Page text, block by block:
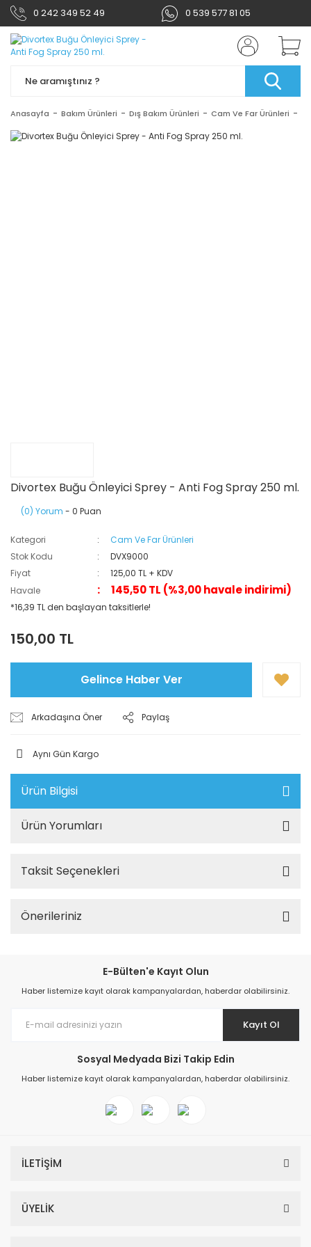
0 242 349 52 49 0 539 577 81 05
Anasayfa Bakım Ürünleri Dış Bakım Ürünleri Cam Ve Far Ürünleri
Divortex Buğu Önleyici Sprey - Anti Fog Spray 250 ml.
(0) Yorum - 0 Puan
Kategori
Cam Ve Far Ürünleri
Stok Kodu
DVX9000
Fiyat
125,00 TL + KDV
Havale
145,50 TL (%3,00 havale indirimi)
*16,39 TL den başlayan taksitlerle!
150,00 TL
Gelince Haber Ver
Arkadaşına Öner Paylaş
Aynı Gün Kargo
Ürün Bilgisi
Ürün Yorumları
Taksit Seçenekleri
Önerileriniz
E-Bülten'e Kayıt Olun
Haber listemize kayıt olarak kampanyalardan, haberdar olabilirsiniz.
Kayıt Ol
Sosyal Medyada Bizi Takip Edin
Haber listemize kayıt olarak kampanyalardan, haberdar olabilirsiniz.
İLETİŞİM
ÜYELİK